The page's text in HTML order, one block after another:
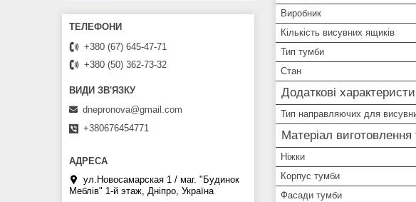
Виробник
Кількість висувних ящиків
Тип тумби
Стан
Додаткові
Тип направляючих для
Матеріал
Ніжки
Корпус тумби
Фасади тумби
+380 (67) 645-47-71
+380 (50) 362-73-32
dnepronova@gmail.com
+380676454771
ул.Новосамарская 1 / маг. "Будинок
Меблiв" 1-й этаж, Дніпро, Україна